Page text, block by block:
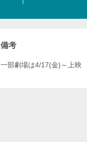
備考
一部劇場は4/17(金)～上映